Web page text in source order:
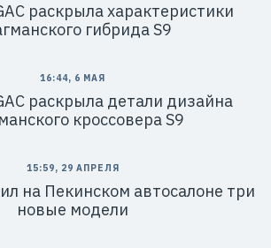
раскрыла характеристики
гибрида S9
16:44, 6 МАЯ
раскрыла детали дизайна
кроссовера S9
15:59, 29 АПРЕЛЯ
на Пекинском автосалоне три
новые модели